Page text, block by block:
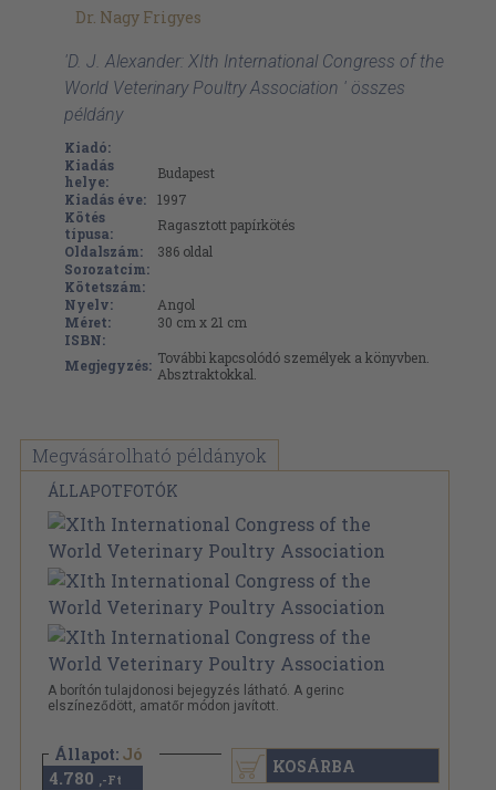
Dr. Nagy Frigyes
'D. J. Alexander: XIth International Congress of the
World Veterinary Poultry Association ' összes
példány
Kiadó:
Kiadás
helye:
Budapest
Kiadás éve:
1997
Kötés
típusa:
Ragasztott papírkötés
Oldalszám:
386 oldal
Sorozatcím:
Kötetszám:
Nyelv:
Angol
Méret:
30 cm x 21 cm
ISBN:
Megjegyzés: További kapcsolódó személyek a könyvben.
Absztraktokkal.
Megvásárolható példányok
ÁLLAPOTFOTÓK
A borítón tulajdonosi bejegyzés látható. A gerinc
elszíneződött, amatőr módon javított.
Állapot: Jó
4.780 ,-Ft
KOSÁRBA